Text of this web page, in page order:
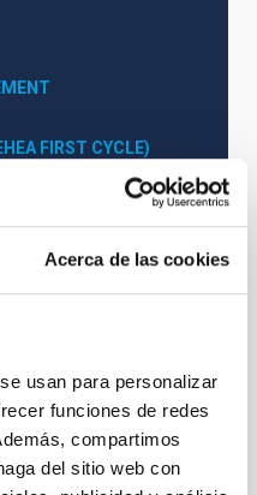
Acerca de las cookies
usan para personalizar
funciones de redes
compartimos
del sitio web con
FIRST CYCLE)